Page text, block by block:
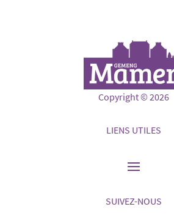
Copyright © 2026
LIENS UTILES
SUIVEZ-NOUS